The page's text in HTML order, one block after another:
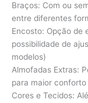
Braços: Com ou
entre diferentes
Encosto: Opção de
possibilidade de
modelos)
Almofadas Extras:
para maior conforto
Cores e Tecidos: